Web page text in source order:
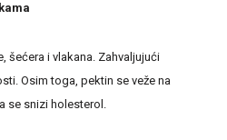
šećera i vlakana. Zahvaljujući
Osim toga, pektin se veže na
se snizi holesterol.